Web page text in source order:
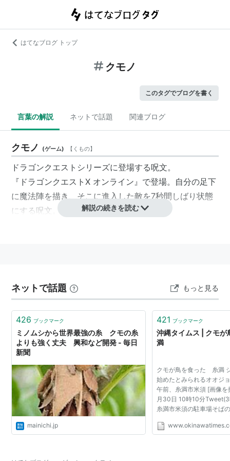
はてなブログ トップ
クモノ
このタグでブログを書く
言葉の解説 ネットで話題 関連ブログ
クモノ (ゲーム) 【 くもの】
ドラゴンクエストシリーズに登場する呪文。
『 ドラゴンクエストX オンライン』で登場。自分の足下
に魔法陣を描き、そこに進入した敵を7秒間しばり状態
にする呪文。盗賊が習得する。
解説の続きを読む
ネットで話題 もっと見る
426 ブックマーク
ミノムシから世界最強の糸 クモの糸
よりも強く丈夫 興和など開発 - 毎日
新聞
mainichi.jp
421 ブックマーク
沖縄タイムス | クモ
満
クモが鳥を食った 糸満
始めたとみられるオオジ
午前、糸満市米須 [画像
月30日 10時10分
糸満市米須の駐車場そば
を食べているところを、